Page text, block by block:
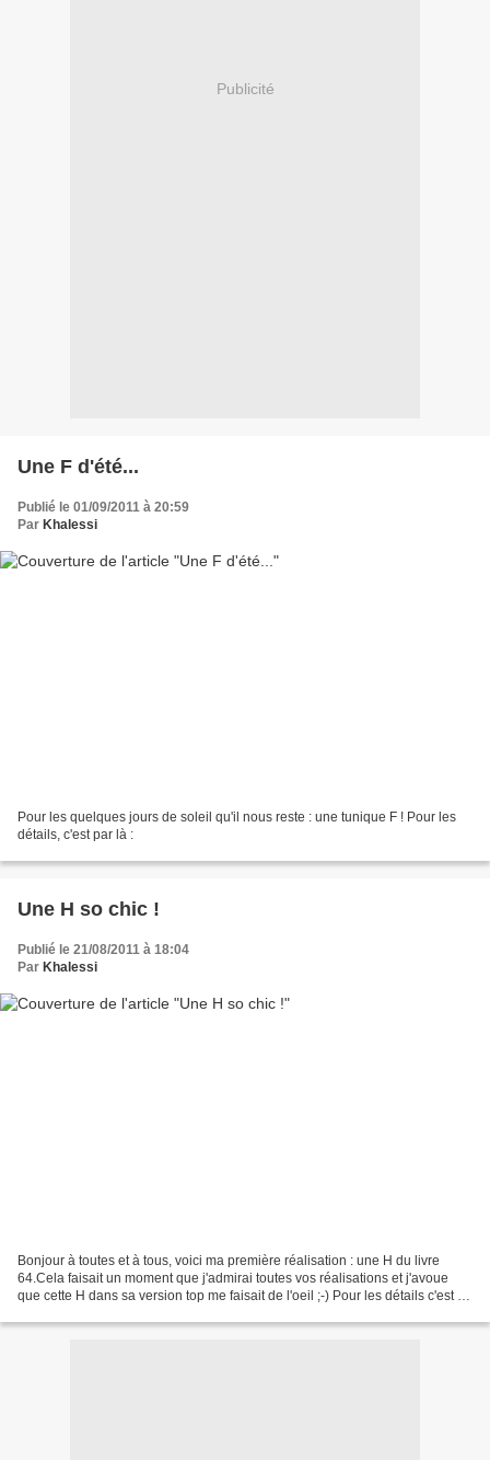
Publicité
Une F d'été...
Publié le 01/09/2011 à 20:59
Par Khalessi
Pour les quelques jours de soleil qu'il nous reste : une tunique F ! Pour les
détails, c'est par là :
Une H so chic !
Publié le 21/08/2011 à 18:04
Par Khalessi
Bonjour à toutes et à tous, voici ma première réalisation : une H du livre
64.Cela faisait un moment que j'admirai toutes vos réalisations et j'avoue
que cette H dans sa version top me faisait de l'oeil ;-) Pour les détails c'est ici